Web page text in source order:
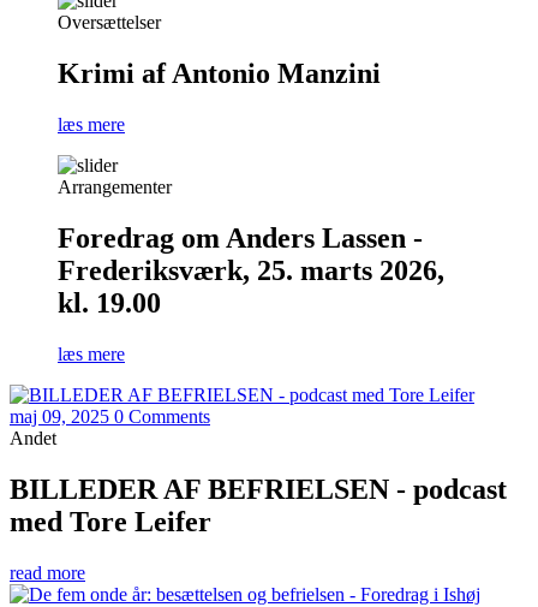
Oversættelser
Krimi af Antonio Manzini
læs mere
Arrangementer
Foredrag om Anders Lassen -
Frederiksværk, 25. marts 2026,
kl. 19.00
læs mere
maj 09, 2025 0 Comments
Andet
BILLEDER AF BEFRIELSEN - podcast
med Tore Leifer
read more